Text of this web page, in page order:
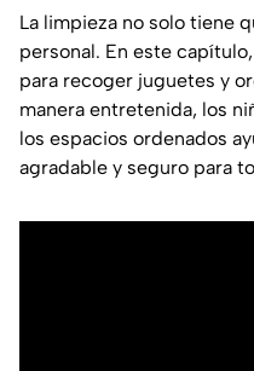
La limpieza no solo tiene
personal. En este
para recoger juguetes y
manera entretenida, los
los espacios ordenados
agradable y seguro para